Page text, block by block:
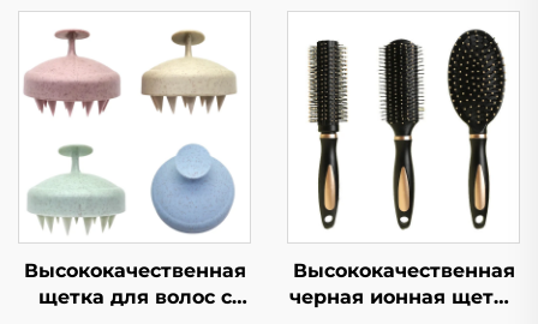
расческа в форме
кости, компактная и
гигиеничная
жесткой щетиной,
верхняя
выпрямляющая и
массажная щетина
для парика,
ребристый логотип в
комплекте
Высококачественная
щетка для волос с
Высококачественная
черная ионная щетка